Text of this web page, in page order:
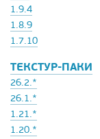
1.9.4
1.8.9
1.7.10
ТЕКСТУР-ПАКИ
26.2.*
26.1.*
1.21.*
1.20.*